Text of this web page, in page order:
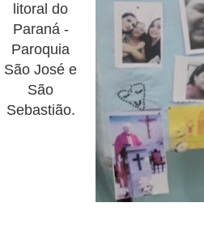
litoral do
Paraná -
Paroquia
São José e
São
Sebastião.